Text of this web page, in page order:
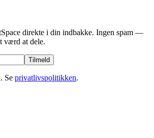
direkte i din indbakke. Ingen spam —
værd at dele.
Tilmeld
Se privatlivspolitikken.